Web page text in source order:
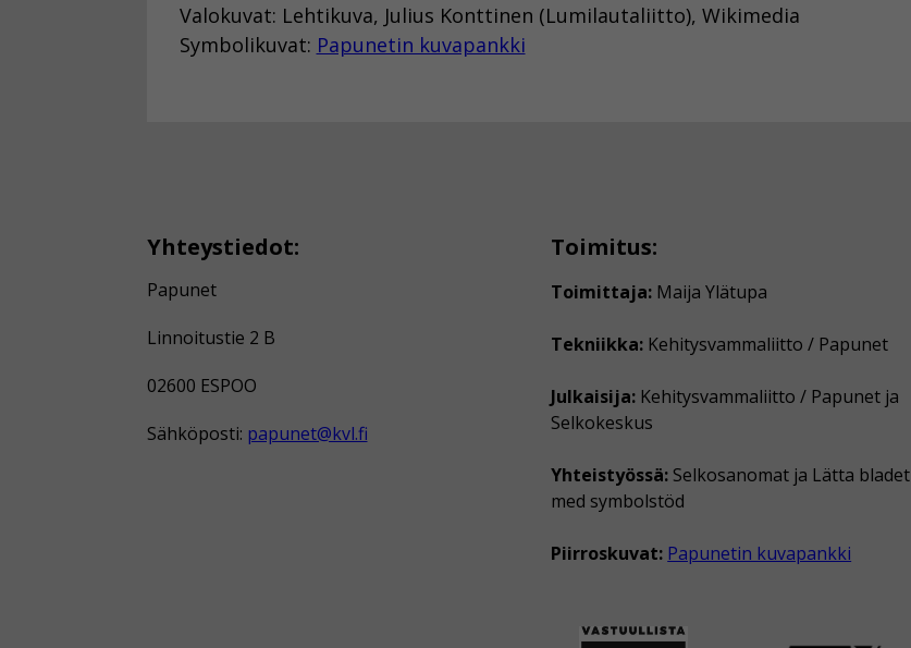
Valokuvat: Lehtikuva, Julius Konttinen (Lumilautaliitto), Wikimedia
Symbolikuvat: Papunetin kuvapankki
Yhteystiedot:
Papunet
Linnoitustie 2 B
02600 ESPOO
Sähköposti: papunet@kvl.fi
Toimitus:
Toimittaja: Maija Ylätupa
Tekniikka: Kehitysvammaliitto / Papunet
Julkaisija: Kehitysvammaliitto / Papunet ja
Selkokeskus
Yhteistyössä: Selkosanomat ja Lätta bladet
med symbolstöd
Piirroskuvat: Papunetin kuvapankki